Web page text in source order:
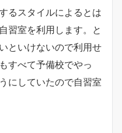
るスタイルによるとは
習室を利用します。と
といけないので利用せ
すべて予備校でやっ
にしていたので自習室